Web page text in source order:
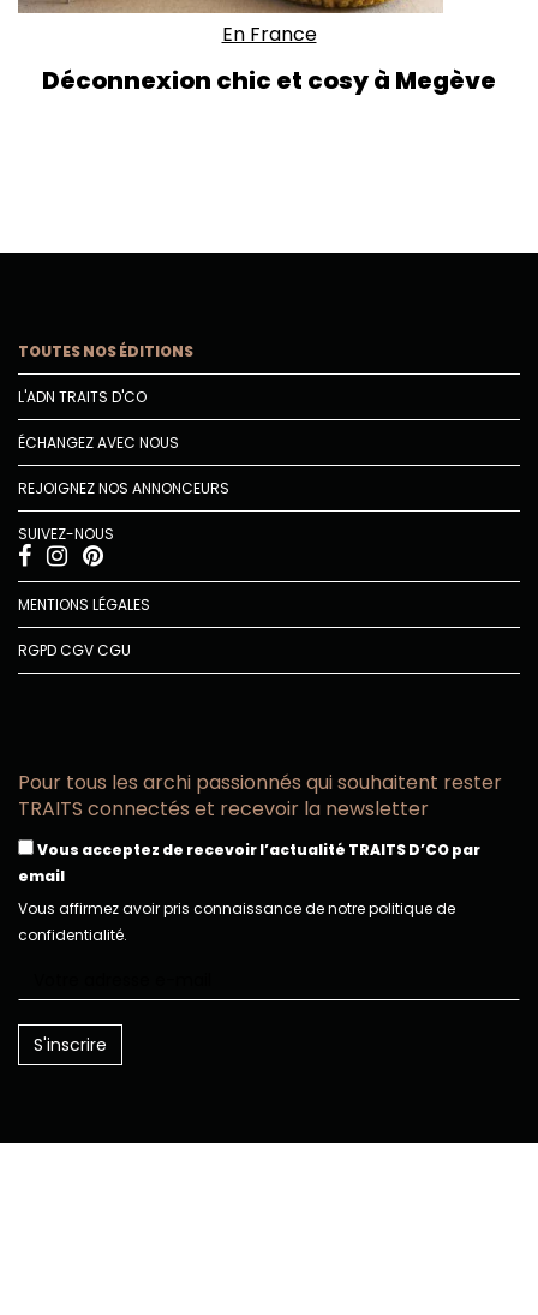
En France
Déconnexion chic et cosy à Megève
TOUTES NOS ÉDITIONS
L'ADN TRAITS D'CO
ÉCHANGEZ AVEC NOUS
REJOIGNEZ NOS ANNONCEURS
SUIVEZ-NOUS
MENTIONS LÉGALES
RGPDCGVCGU
Pour tous les archi passionnés qui souhaitent rester
TRAITS connectés et recevoir la newsletter
Vous acceptez de recevoir l’actualité TRAITS D’CO par
email
Vous affirmez avoir pris connaissance de notre politique de
confidentialité.